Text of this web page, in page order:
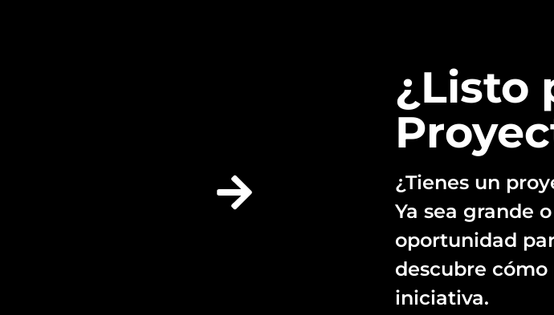
¿Listo
¿Tienes un
Ya sea grande
oportunidad
descubre
iniciativa.